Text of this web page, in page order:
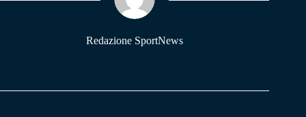
Redazione SportNews